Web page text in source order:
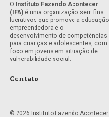
O Instituto Fazendo Acontecer
(IFA) é uma organização sem fins
lucrativos que promove a educação
empreendedora e o
desenvolvimento de competências
para crianças e adolescentes, com
foco em jovens em situação de
vulnerabilidade social.
Contato
© 2026 Instituto Fazendo Acontecer